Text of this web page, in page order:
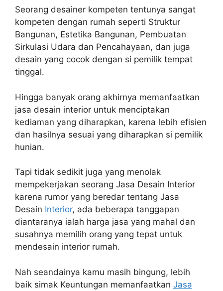
Seorang desainer kompeten tentunya sangat
kompeten dengan rumah seperti Struktur
Bangunan, Estetika Bangunan, Pembuatan
Sirkulasi Udara dan Pencahayaan, dan juga
desain yang cocok dengan si pemilik tempat
tinggal.
Hingga banyak orang akhirnya memanfaatkan
jasa desain interior untuk menciptakan
kediaman yang diharapkan, karena lebih efisien
dan hasilnya sesuai yang diharapkan si pemilik
hunian.
Tapi tidak sedikit juga yang menolak
mempekerjakan seorang Jasa Desain Interior
karena rumor yang beredar tentang Jasa
Desain Interior, ada beberapa tanggapan
diantaranya ialah harga jasa yang mahal dan
susahnya memilih orang yang tepat untuk
mendesain interior rumah.
Nah seandainya kamu masih bingung, lebih
baik simak Keuntungan memanfaatkan Jasa